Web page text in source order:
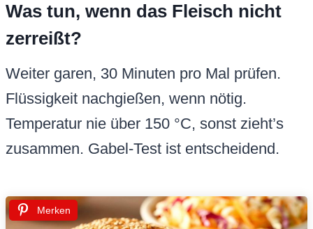
Was tun, wenn das Fleisch nicht
zerreißt?
Weiter garen, 30 Minuten pro Mal prüfen.
Flüssigkeit nachgießen, wenn nötig.
Temperatur nie über 150 °C, sonst zieht’s
zusammen. Gabel-Test ist entscheidend.
Merken